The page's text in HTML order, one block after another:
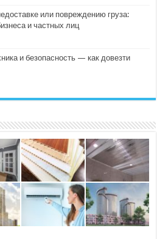
или повреждению груза:
и частных лиц
и безопасность — как довезти